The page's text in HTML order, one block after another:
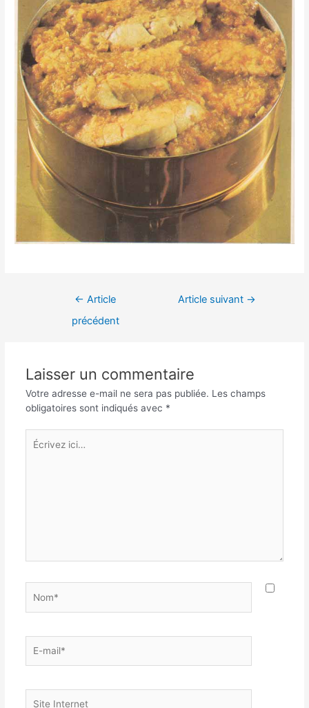
Navigation← Article
précédent
Article suivant →
Laisser un commentaire
Votre adresse e-mail ne sera pas publiée. Les champs
obligatoires sont indiqués avec *
Écrivez
ici…
mail*